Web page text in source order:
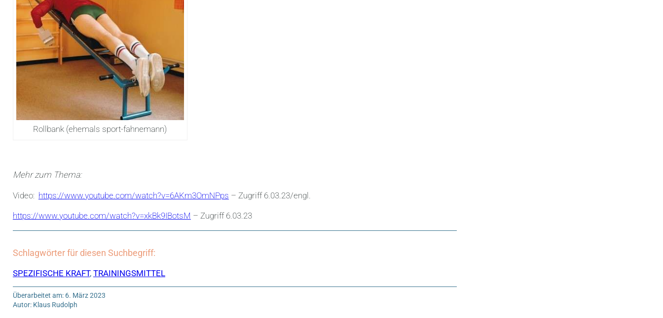
Rollbank (ehemals sport-fahnemann)
Mehr zum Thema:
Video: https://www.youtube.com/watch?v=6AKm3OmNPps – Zugriff 6.03.23/engl.
https://www.youtube.com/watch?v=xkBk9IBotsM – Zugriff 6.03.23
Schlagwörter für diesen Suchbegriff:
SPEZIFISCHE KRAFT, TRAININGSMITTEL
Überarbeitet am: 6. März 2023
Autor: Klaus Rudolph